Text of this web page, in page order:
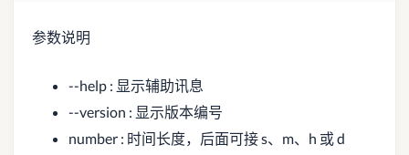
参数说明
--help : 显示辅助讯息
--version : 显示版本编号
number : 时间长度，后面可接 s、m、h 或 d